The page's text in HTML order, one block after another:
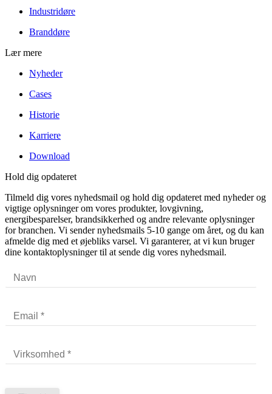
Industridøre
Branddøre
Lær mere
Nyheder
Cases
Historie
Karriere
Download
Hold dig opdateret
Tilmeld dig vores nyhedsmail og hold dig opdateret med nyheder og
vigtige oplysninger om vores produkter, lovgivning,
energibesparelser, brandsikkerhed og andre relevante oplysninger
for branchen. Vi sender nyhedsmails 5-10 gange om året, og du kan
afmelde dig med et øjebliks varsel. Vi garanterer, at vi kun bruger
dine kontaktoplysninger til at sende dig vores nyhedsmail.